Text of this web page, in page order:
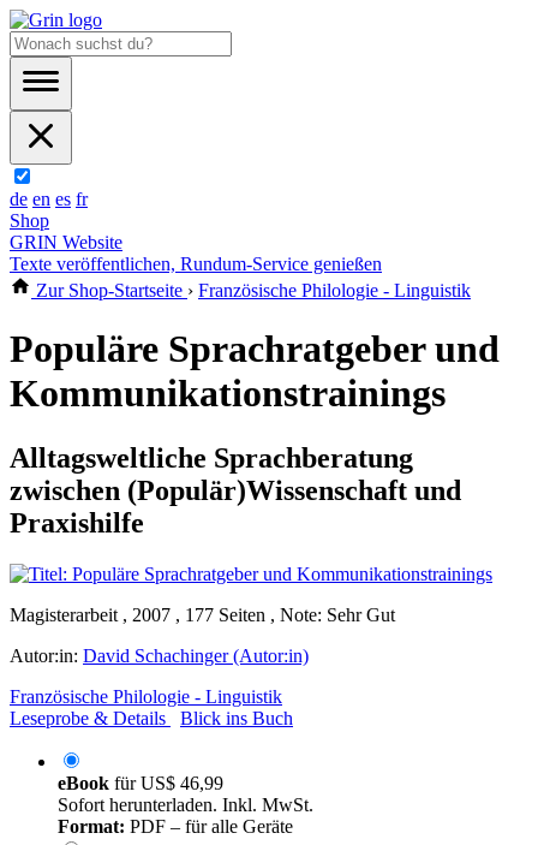
de en es fr
Shop
GRIN Website
Texte veröffentlichen, Rundum-Service genießen
Zur Shop-Startseite › Französische Philologie - Linguistik
Populäre Sprachratgeber und
Kommunikationstrainings
Alltagsweltliche Sprachberatung
zwischen (Populär)Wissenschaft und
Praxishilfe
Magisterarbeit , 2007 , 177 Seiten , Note: Sehr Gut
Autor:in: David Schachinger (Autor:in)
Französische Philologie - Linguistik
Leseprobe & Details
Blick ins Buch
eBook fürUS$ 46,99
Sofort herunterladen. Inkl. MwSt.
Format: PDF – für alle Geräte